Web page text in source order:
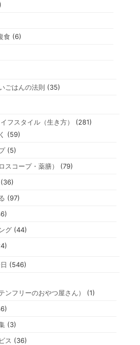
食 (6)
ごはんの法則 (35)
フスタイル（生き方）
(281)
(59)
(5)
スコープ・薬膳）
(79)
(36)
(97)
グ (44)
(546)
ンフリーのおやつ屋さん）
(1)
(3)
ス (36)